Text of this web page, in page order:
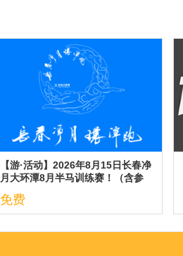
【游·活动】2026年8月15日长春净
月大环潭8月半马训练赛！（含参
免费